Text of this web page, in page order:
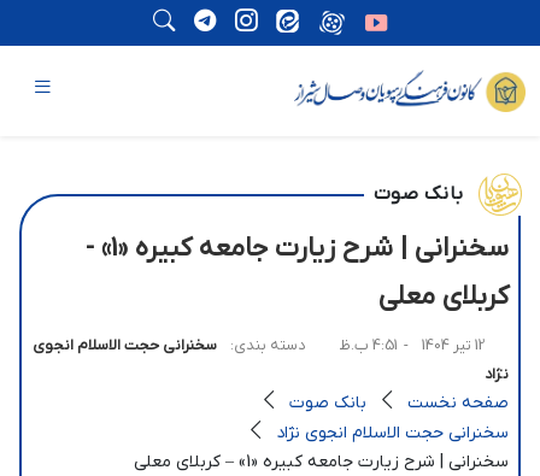
بانک صوت
سخنرانی | شرح زیارت جامعه کبیره «1» -
کربلای معلی
12 تیر 1404 - 4:51 ب.ظ دسته بندی:
سخنرانی حجت الاسلام انجوی
نژاد
صفحه نخست
بانک صوت
سخنرانی حجت الاسلام انجوی نژاد
سخنرانی | شرح زیارت جامعه کبیره «1» – کربلای معلی